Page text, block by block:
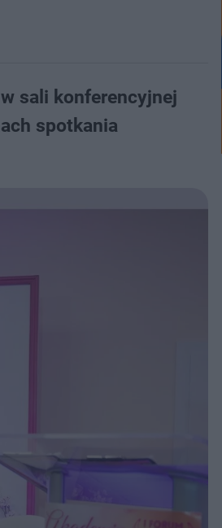
sali konferencyjnej
spotkania